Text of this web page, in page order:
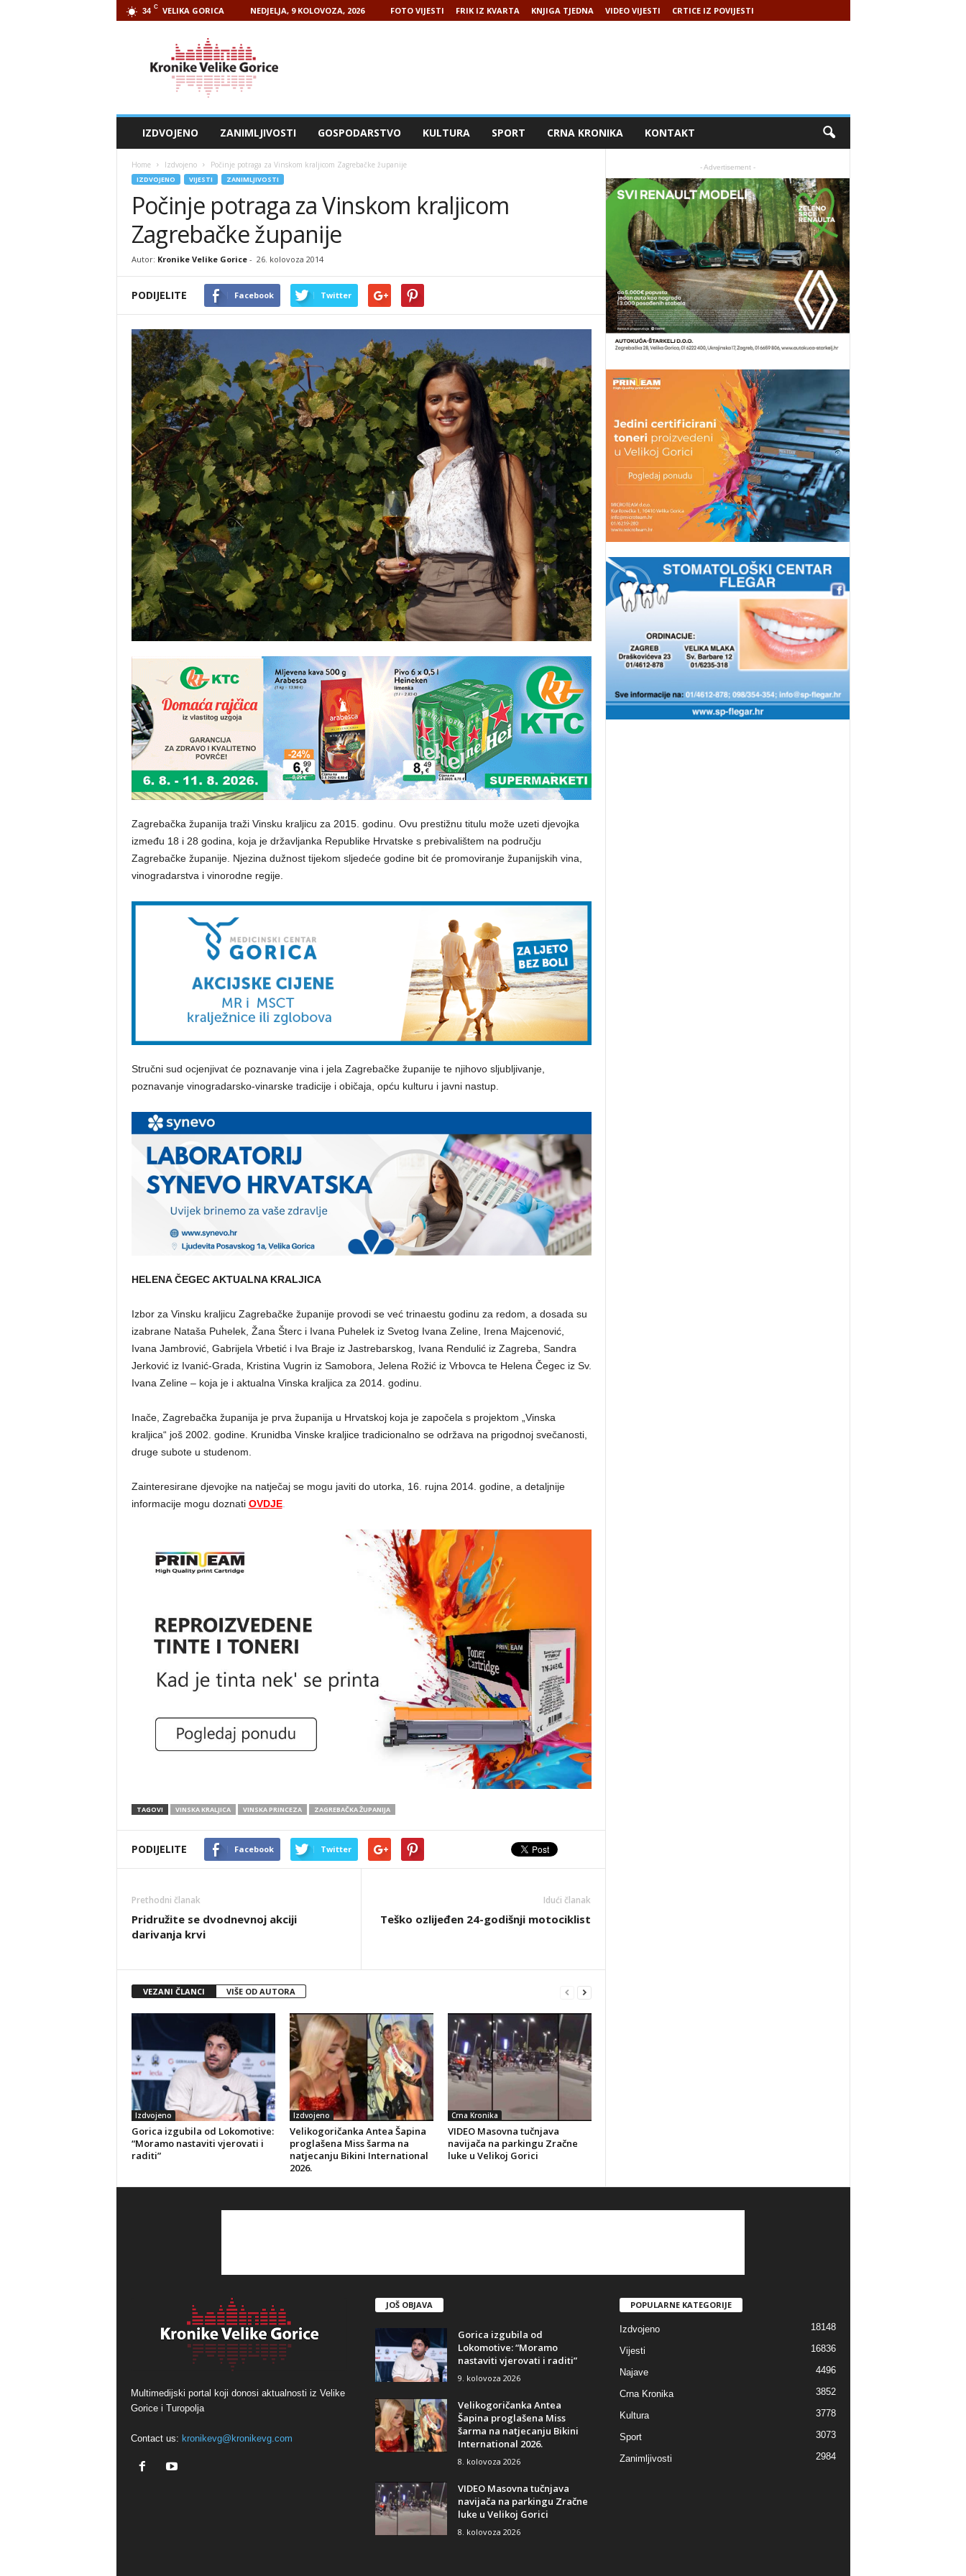
34 C VELIKA GORICA NEDJELJA, 9 KOLOVOZA, 2026 FOTO VIJESTI FRIK IZ KVARTA KNJIGA TJEDNA VIDEO VIJESTI CRTICE IZ POVIJESTI
IZDVOJENO ZANIMLJIVOSTI GOSPODARSTVO KULTURA SPORT CRNA KRONIKA KONTAKT
Home Izdvojeno Počinje potraga za Vinskom kraljicom Zagrebačke županije
IZDVOJENO VIJESTI ZANIMLJIVOSTI
Počinje potraga za Vinskom kraljicom
Zagrebačke županije
Autor: Kronike Velike Gorice- 26. kolovoza 2014
PODIJELITE Facebook Twitter
Zagrebačka županija traži Vinsku kraljicu za 2015. godinu. Ovu prestižnu titulu može uzeti djevojka
između 18 i 28 godina, koja je državljanka Republike Hrvatske s prebivalištem na području
Zagrebačke županije. Njezina dužnost tijekom sljedeće godine bit će promoviranje županijskih vina,
vinogradarstva i vinorodne regije.
Stručni sud ocjenjivat će poznavanje vina i jela Zagrebačke županije te njihovo sljubljivanje,
poznavanje vinogradarsko-vinarske tradicije i običaja, opću kulturu i javni nastup.
HELENA ČEGEC AKTUALNA KRALJICA
Izbor za Vinsku kraljicu Zagrebačke županije provodi se već trinaestu godinu za redom, a dosada su
izabrane Nataša Puhelek, Žana Šterc i Ivana Puhelek iz Svetog Ivana Zeline, Irena Majcenović,
Ivana Jambrović, Gabrijela Vrbetić i Iva Braje iz Jastrebarskog, Ivana Rendulić iz Zagreba, Sandra
Jerković iz Ivanić-Grada, Kristina Vugrin iz Samobora, Jelena Rožić iz Vrbovca te Helena Čegec iz Sv.
Ivana Zeline – koja je i aktualna Vinska kraljica za 2014. godinu.
Inače, Zagrebačka županija je prva županija u Hrvatskoj koja je započela s projektom „Vinska
kraljica“ još 2002. godine. Krunidba Vinske kraljice tradicionalno se održava na prigodnoj svečanosti,
druge subote u studenom.
Zainteresirane djevojke na natječaj se mogu javiti do utorka, 16. rujna 2014. godine, a detaljnije
informacije mogu doznati OVDJE.
TAGOVI VINSKA KRALJICA VINSKA PRINCEZA ZAGREBAČKA ŽUPANIJA
PODIJELITE Facebook Twitter
Prethodni članak
Pridružite se dvodnevnoj akciji
darivanja krvi
Idući članak
Teško ozlijeđen 24-godišnji motociklist
VEZANI ČLANCI VIŠE OD AUTORA
Izdvojeno
Gorica izgubila od Lokomotive:
“Moramo nastaviti vjerovati i
raditi”
Izdvojeno
Velikogoričanka Antea Šapina
proglašena Miss šarma na
natjecanju Bikini International
2026.
Crna Kronika
VIDEO Masovna tučnjava
navijača na parkingu Zračne
luke u Velikoj Gorici
- Advertisement -
Multimedijski portal koji donosi aktualnosti iz Velike
Gorice i Turopolja
Contact us: kronikevg@kronikevg.com
JOŠ OBJAVA
Gorica izgubila od
Lokomotive: “Moramo
nastaviti vjerovati i raditi”
9. kolovoza 2026
Velikogoričanka Antea
Šapina proglašena Miss
šarma na natjecanju Bikini
International 2026.
8. kolovoza 2026
VIDEO Masovna tučnjava
navijača na parkingu Zračne
luke u Velikoj Gorici
8. kolovoza 2026
POPULARNE KATEGORIJE
Izdvojeno 18148
Vijesti 16836
Najave 4496
Crna Kronika 3852
Kultura 3778
Sport 3073
Zanimljivosti 2984